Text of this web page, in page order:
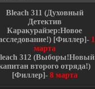
Bleach 311 (Духовный
Детектив
Каракурайзер:Новое
) [Филлер]- 1
марта
312 (Выборы!Новый
второго отряда!)
[Филлер]-8 марта